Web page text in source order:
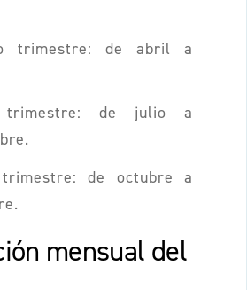
trimestre: de abril a
trimestre: de julio a
de octubre a
mensual del